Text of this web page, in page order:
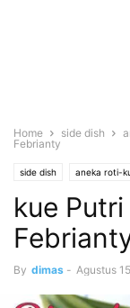
Home side dish
Febrianty
side dish aneka roti-
kue
By dimas - Agustus